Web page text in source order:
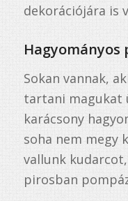
dekorációjára is
Hagyományos
Sokan vannak,
tartani magukat
karácsony
soha nem megy
vallunk
pirosban